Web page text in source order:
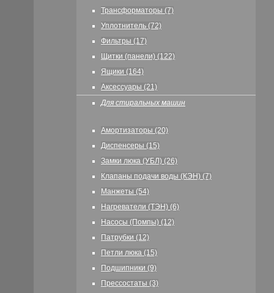
Трансформаторы (7)
Уплотнитель (72)
Фильтры (17)
Щитки (панели) (122)
Ящики (164)
Аксессуары (21)
Для стиральных машин
Амортизаторы (20)
Диспенсеры (15)
Замки люка (УБЛ) (26)
Клапаны подачи воды (КЭН) (7)
Манжеты (54)
Нагреватели (ТЭН) (6)
Насосы (Помпы) (12)
Патрубки (12)
Петли люка (15)
Подшипники (9)
Прессостаты (3)